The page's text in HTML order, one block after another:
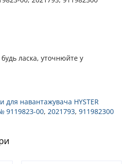
ласка, уточнюйте у
для навантажувача HYSTER
9119823-00, 2021793, 911982300